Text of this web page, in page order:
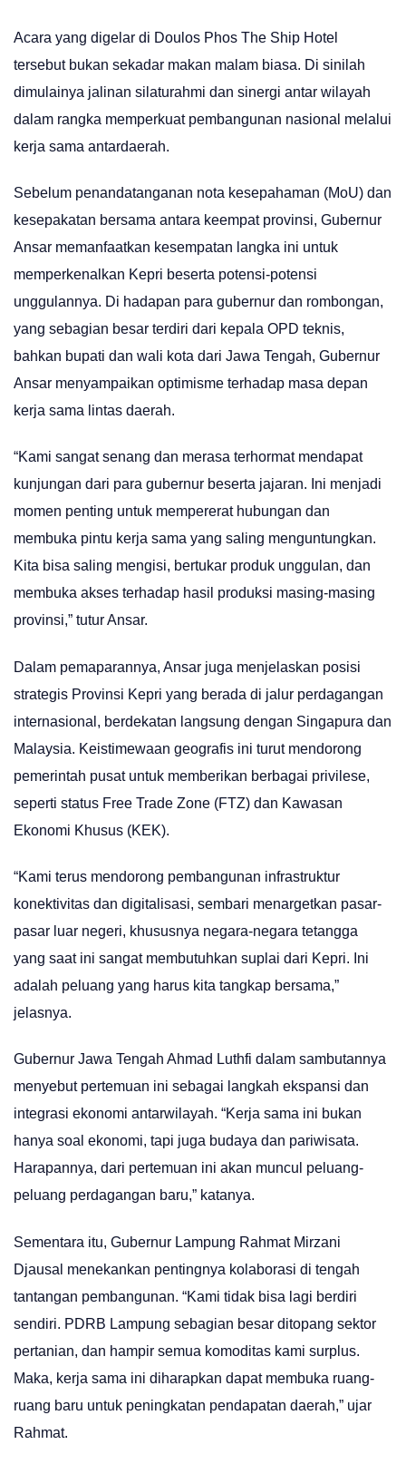
Acara yang digelar di Doulos Phos The Ship Hotel
tersebut bukan sekadar makan malam biasa. Di sinilah
dimulainya jalinan silaturahmi dan sinergi antar wilayah
dalam rangka memperkuat pembangunan nasional melalui
kerja sama antardaerah.
Sebelum penandatanganan nota kesepahaman (MoU) dan
kesepakatan bersama antara keempat provinsi, Gubernur
Ansar memanfaatkan kesempatan langka ini untuk
memperkenalkan Kepri beserta potensi-potensi
unggulannya. Di hadapan para gubernur dan rombongan,
yang sebagian besar terdiri dari kepala OPD teknis,
bahkan bupati dan wali kota dari Jawa Tengah, Gubernur
Ansar menyampaikan optimisme terhadap masa depan
kerja sama lintas daerah.
“Kami sangat senang dan merasa terhormat mendapat
kunjungan dari para gubernur beserta jajaran. Ini menjadi
momen penting untuk mempererat hubungan dan
membuka pintu kerja sama yang saling menguntungkan.
Kita bisa saling mengisi, bertukar produk unggulan, dan
membuka akses terhadap hasil produksi masing-masing
provinsi,” tutur Ansar.
Dalam pemaparannya, Ansar juga menjelaskan posisi
strategis Provinsi Kepri yang berada di jalur perdagangan
internasional, berdekatan langsung dengan Singapura dan
Malaysia. Keistimewaan geografis ini turut mendorong
pemerintah pusat untuk memberikan berbagai privilese,
seperti status Free Trade Zone (FTZ) dan Kawasan
Ekonomi Khusus (KEK).
“Kami terus mendorong pembangunan infrastruktur
konektivitas dan digitalisasi, sembari menargetkan pasar-
pasar luar negeri, khususnya negara-negara tetangga
yang saat ini sangat membutuhkan suplai dari Kepri. Ini
adalah peluang yang harus kita tangkap bersama,”
jelasnya.
Gubernur Jawa Tengah Ahmad Luthfi dalam sambutannya
menyebut pertemuan ini sebagai langkah ekspansi dan
integrasi ekonomi antarwilayah. “Kerja sama ini bukan
hanya soal ekonomi, tapi juga budaya dan pariwisata.
Harapannya, dari pertemuan ini akan muncul peluang-
peluang perdagangan baru,” katanya.
Sementara itu, Gubernur Lampung Rahmat Mirzani
Djausal menekankan pentingnya kolaborasi di tengah
tantangan pembangunan. “Kami tidak bisa lagi berdiri
sendiri. PDRB Lampung sebagian besar ditopang sektor
pertanian, dan hampir semua komoditas kami surplus.
Maka, kerja sama ini diharapkan dapat membuka ruang-
ruang baru untuk peningkatan pendapatan daerah,” ujar
Rahmat.